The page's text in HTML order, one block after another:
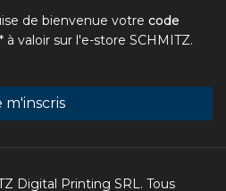
de bienvenue votre code
à valoir sur l'e-store SCHMITZ.
m'inscris
Digital Printing SRL. Tous